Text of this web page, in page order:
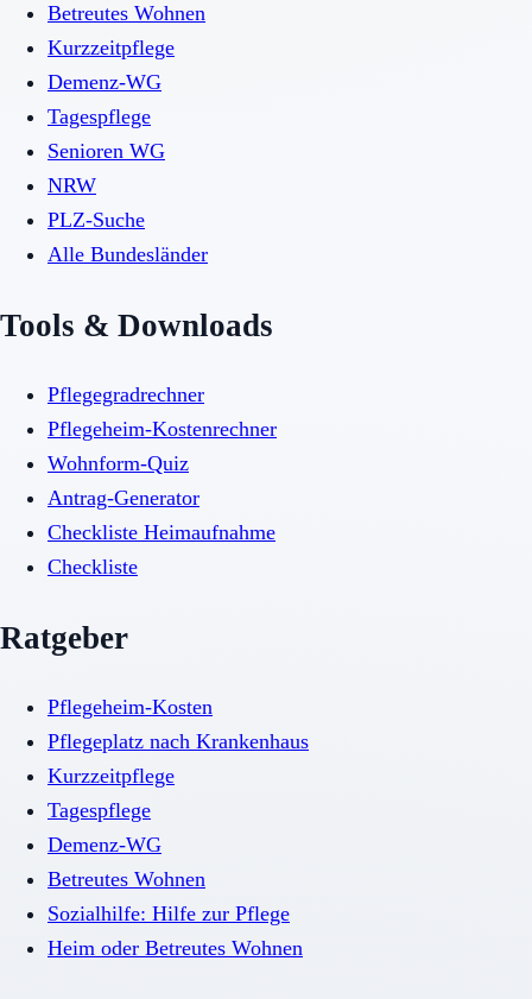
Betreutes Wohnen
Kurzzeitpflege
Demenz-WG
Tagespflege
Senioren WG
NRW
PLZ-Suche
Alle Bundesländer
Tools & Downloads
Pflegegradrechner
Pflegeheim-Kostenrechner
Wohnform-Quiz
Antrag-Generator
Checkliste Heimaufnahme
Checkliste
Ratgeber
Pflegeheim-Kosten
Pflegeplatz nach Krankenhaus
Kurzzeitpflege
Tagespflege
Demenz-WG
Betreutes Wohnen
Sozialhilfe: Hilfe zur Pflege
Heim oder Betreutes Wohnen